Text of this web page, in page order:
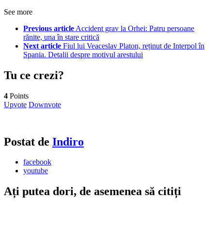
See more
Previous article Accident grav la Orhei: Patru persoane
rănite, una în stare critică
Next article Fiul lui Veaceslav Platon, reținut de Interpol în
Spania. Detalii despre motivul arestului
Tu ce crezi?
4 Points
Upvote Downvote
Postat de Indiro
facebook
youtube
Ați putea dori, de asemenea să citiți